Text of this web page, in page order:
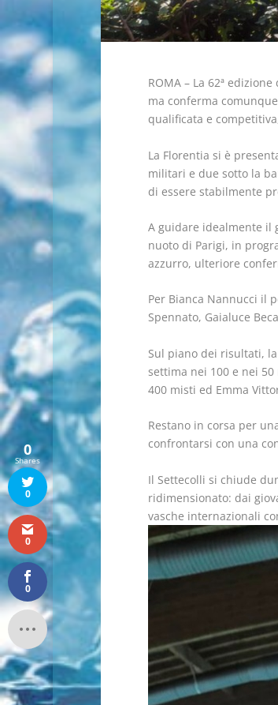
ROMA – La 62ª
ma conferma
qualificata e
La Florentia si è
militari e due sotto la
di essere stabilmente
A guidare idealmente il
nuoto di Parigi, in
azzurro, ulteriore
Per Bianca Nannucci il
Spennato, Gaialuce
Sul piano dei risultati,
settima nei 100 e nei
400 misti ed Emma
Restano in corsa per
confrontarsi con una
Il Settecolli si chiude
ridimensionato: dai
vasche internazionali
0
Shares
0
0
0